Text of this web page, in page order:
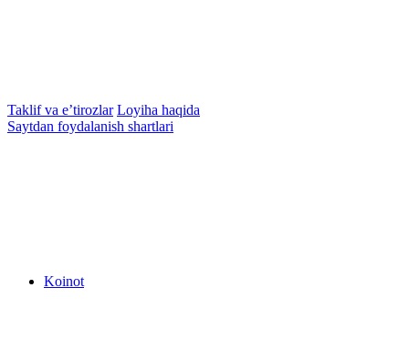
Taklif va e’tirozlar Loyiha haqida
Saytdan foydalanish shartlari
Koinot